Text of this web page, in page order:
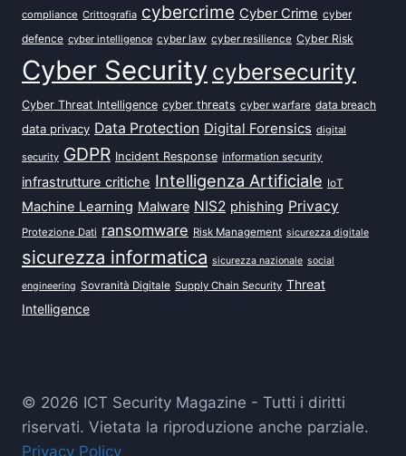
compliance Crittografia cybercrime Cyber Crime cyber
defence cyber intelligence cyber law cyber resilience Cyber Risk
Cyber Security cybersecurity
Cyber Threat Intelligence cyber threats cyber warfare data breach
data privacy Data Protection Digital Forensics digital
security GDPR Incident Response information security
infrastrutture critiche Intelligenza Artificiale IoT
Machine Learning Malware NIS2 phishing Privacy
Protezione Dati ransomware Risk Management sicurezza digitale
sicurezza informatica sicurezza nazionale social
engineering Sovranità Digitale Supply Chain Security Threat
Intelligence
© 2026 ICT Security Magazine - Tutti i diritti
riservati. Vietata la riproduzione anche parziale.
Privacy Policy